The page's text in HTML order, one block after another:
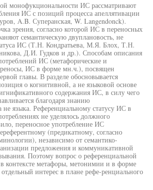
монофукциональности ИС рассматривают
ИС с позиций процесса апеллятивации
A.B. Суперанская, W. Langendonck).
зрения, согласно которой ИС в переносных
семантическую двуплановость, не
ИС (Т.Н. Кондратьева, М.Я. Блох, Т.Н.
Д.И. Гудков и др.). Способам описания
ИС (метафорические и
ИС в форме мн.ч.), посвящен
главы. В разделе обосновывается
о когнитивной, а не языковой основе
содержания ИС, в силу чего
благодаря знанию
не языка. Референциальному статусу ИС в
не уделялось должного
переносное употребление ИС
(предикатному, согласно
независимо от семантико-
предложения и коммуникативной
Поэтому вопрос о референциальной
контексте метафоры, метонимии и в форме
интерес в плане рефе-ренциального